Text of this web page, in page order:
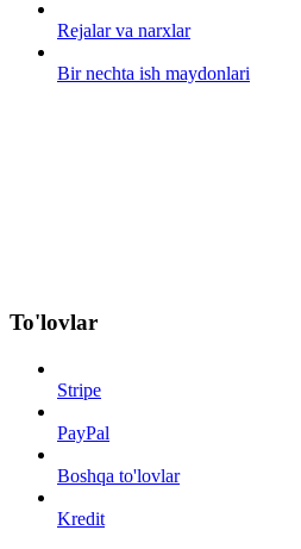
Rejalar va narxlar
Bir nechta ish maydonlari
To'lovlar
Stripe
PayPal
Boshqa to'lovlar
Kredit